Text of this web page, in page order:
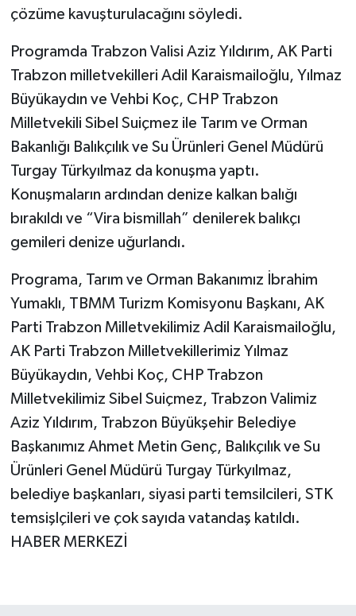
çözüme kavuşturulacağını söyledi.
Programda Trabzon Valisi Aziz Yıldırım, AK Parti
Trabzon milletvekilleri Adil Karaismailoğlu, Yılmaz
Büyükaydın ve Vehbi Koç, CHP Trabzon
Milletvekili Sibel Suiçmez ile Tarım ve Orman
Bakanlığı Balıkçılık ve Su Ürünleri Genel Müdürü
Turgay Türkyılmaz da konuşma yaptı.
Konuşmaların ardından denize kalkan balığı
bırakıldı ve “Vira bismillah” denilerek balıkçı
gemileri denize uğurlandı.
Programa, Tarım ve Orman Bakanımız İbrahim
Yumaklı, TBMM Turizm Komisyonu Başkanı, AK
Parti Trabzon Milletvekilimiz Adil Karaismailoğlu,
AK Parti Trabzon Milletvekillerimiz Yılmaz
Büyükaydın, Vehbi Koç, CHP Trabzon
Milletvekilimiz Sibel Suiçmez, Trabzon Valimiz
Aziz Yıldırım, Trabzon Büyükşehir Belediye
Başkanımız Ahmet Metin Genç, Balıkçılık ve Su
Ürünleri Genel Müdürü Turgay Türkyılmaz,
belediye başkanları, siyasi parti temsilcileri, STK
temsişlçileri ve çok sayıda vatandaş katıldı.
HABER MERKEZİ